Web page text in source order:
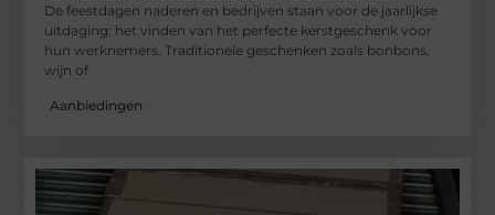
De feestdagen naderen en bedrijven staan voor de jaarlijkse
uitdaging: het vinden van het perfecte kerstgeschenk voor
hun werknemers. Traditionele geschenken zoals bonbons,
wijn of
Aanbiedingen